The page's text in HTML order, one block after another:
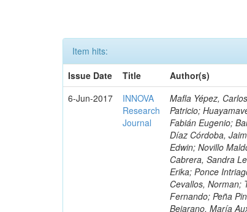
Item hits:
Issue Date
Title
Author(s)
6-Jun-2017
INNOVA
Research
Journal
Mafla Yépez,
Patricio;
Fabián Eugenio;
Díaz Córdoba,
Edwin; Novillo
Cabrera, Sandra
Erika; Ponce
Cevallos, Norman;
Fernando; Peña
Bejarano, María